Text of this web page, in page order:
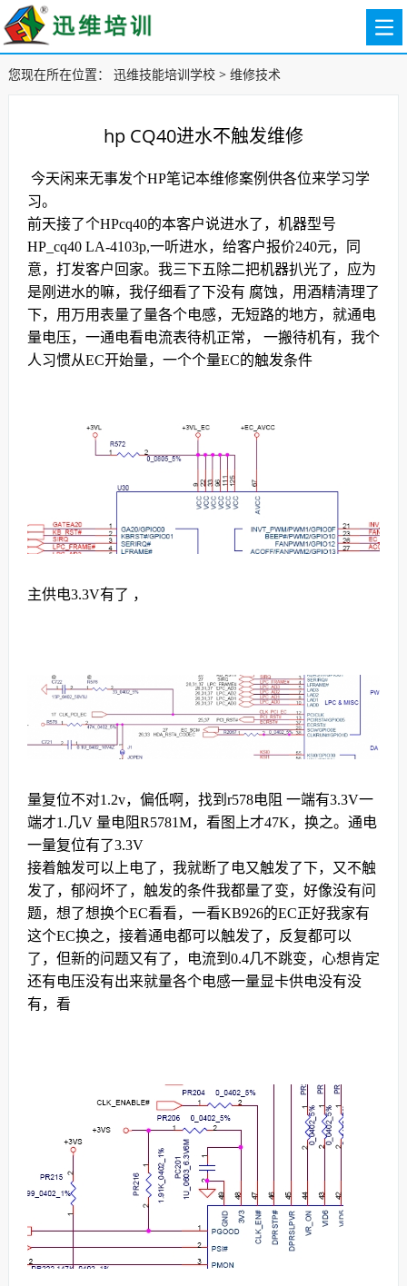
您现在所在位置： 迅维技能培训学校> 维修技术
hp CQ40进水不触发维修
今天闲来无事发个HP笔记本维修案例供各位来学习学
习。
前天接了个HPcq40的本客户说进水了，机器型号
HP_cq40 LA-4103p,一听进水，给客户报价240元，同
意，打发客户回家。我三下五除二把机器扒光了，应为
是刚进水的嘛，我仔细看了下没有 腐蚀，用酒精清理了
下，用万用表量了量各个电感，无短路的地方，就通电
量电压，一通电看电流表待机正常， 一搬待机有，我个
人习惯从EC开始量，一个个量EC的触发条件
主供电3.3V有了 ，
量复位不对1.2v，偏低啊，找到r578电阻 一端有3.3V一
端才1.几V 量电阻R5781M，看图上才47K，换之。通电
一量复位有了3.3V
接着触发可以上电了，我就断了电又触发了下，又不触
发了，郁闷坏了，触发的条件我都量了变，好像没有问
题，想了想换个EC看看，一看KB926的EC正好我家有
这个EC换之，接着通电都可以触发了，反复都可以
了，但新的问题又有了，电流到0.4几不跳变，心想肯定
还有电压没有出来就量各个电感一量显卡供电没有没
有，看